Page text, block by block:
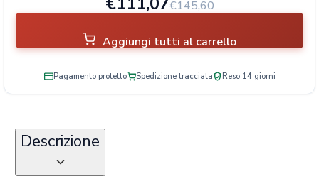
l
n
d
l
a
u
€145,60
Aggiungi tutti al carrello
Pagamento protetto Spedizione tracciata Reso 14 giorni
Descrizione